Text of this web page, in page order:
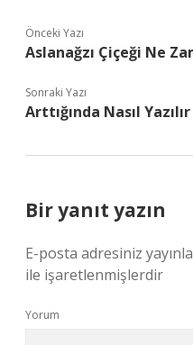
Önceki Yazı
Aslanağzı Çiçeği Ne
Sonraki Yazı
Arttığında Nasıl Yazılır
Bir yanıt yazın
E-posta adresiniz
ile işaretlenmişlerdir
Yorum